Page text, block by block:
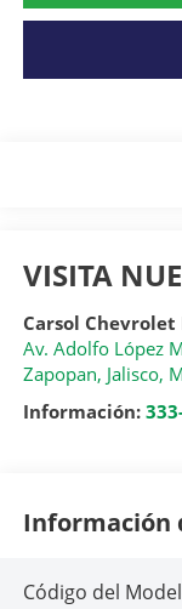
VISITA
Carsol Chevrolet
Av. Adolfo López
Zapopan, Jalisco,
Información:
Información
Código del